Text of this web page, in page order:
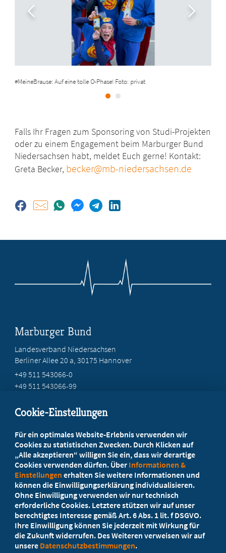
#MeineBrause: Auf eine tolle O-Phase! Foto: privat
Falls Ihr Fragen zum Sponsoring von Studi-Projekten
oder zu einem Engagement beim Marburger Bund
Niedersachsen habt, meldet Euch gerne! Kontakt:
Greta Becker, becker@mb-niedersachsen.de
Marburger Bund
Landesverband Niedersachsen
Berliner Allee 20 a, 30175 Hannover
+49 511 543066-0
+49 511 543066-99
Ihr Landesverband berät Sie!
Ansprechpartner
Werden Sie jetzt Mitglied
5 Vorteile einer MB-Mitgliedschaft
Cookie-Einstellungen
Für ein optimales Website-Erlebnis verwenden wir
Cookies zu statistischen Zwecken. Durch Klicken auf
„Alle akzeptieren“ willigen Sie ein, dass wir derartige
Cookies verwenden dürfen. Über Informationen &
Einstellungen erhalten Sie weitere Informationen und
können die Einwilligungserklärung individualisieren.
Ohne Einwilligung verwenden wir nur technisch
erforderliche Cookies. Letztere stützen wir auf unser
berechtigtes Interesse gemäß Art. 6 Abs. 1 lit. f DSGVO.
Ihre Einwilligung können Sie jederzeit mit Wirkung für
die Zukunft widerrufen. Des Weiteren verweisen wir auf
unsere Datenschutzbestimmungen.